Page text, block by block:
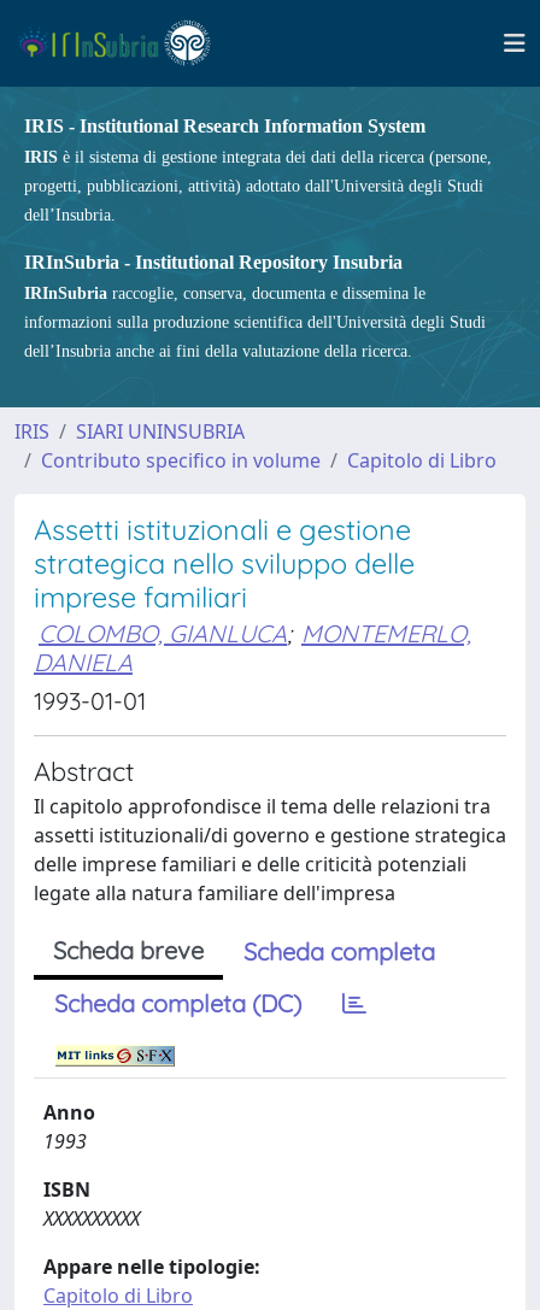
IRIS - Institutional Research Information System
IRIS è il sistema di gestione integrata dei dati della ricerca (persone,
progetti, pubblicazioni, attività) adottato dall'Università degli Studi
dell’Insubria.
IRInSubria - Institutional Repository Insubria
IRInSubria raccoglie, conserva, documenta e dissemina le
informazioni sulla produzione scientifica dell'Università degli Studi
dell’Insubria anche ai fini della valutazione della ricerca.
IRIS
SIARI UNINSUBRIA
Contributo specifico in volume
Capitolo di Libro
Assetti istituzionali e gestione
strategica nello sviluppo delle
imprese familiari
COLOMBO, GIANLUCA; MONTEMERLO,
DANIELA
1993-01-01
Abstract
Il capitolo approfondisce il tema delle relazioni tra
assetti istituzionali/di governo e gestione strategica
delle imprese familiari e delle criticità potenziali
legate alla natura familiare dell'impresa
Scheda breve
Scheda completa
Scheda completa (DC)
Anno
1993
ISBN
XXXXXXXXXX
Appare nelle tipologie:
Capitolo di Libro